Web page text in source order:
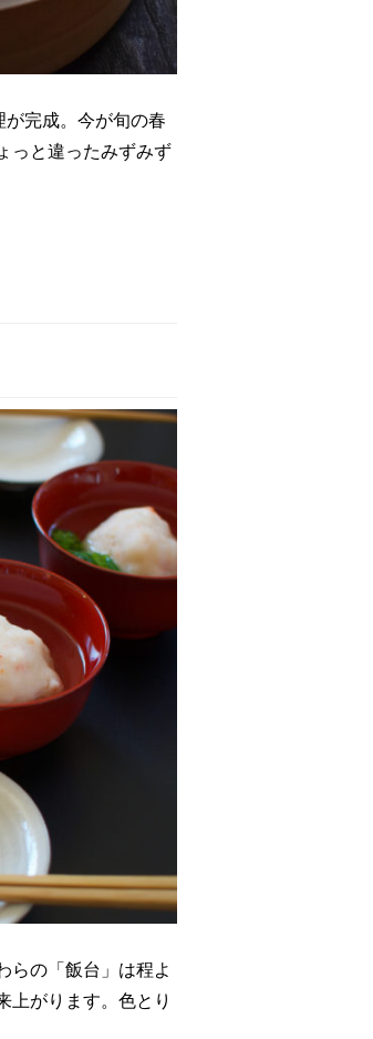
完成。今が旬の春
っと違ったみずみず
らの「飯台」は程よ
上がります。色とり